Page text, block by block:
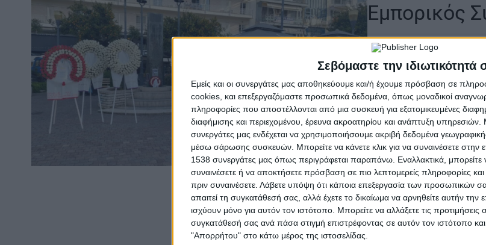
Σεβόμαστε την ιδιωτικότητά
Εμείς και οι συνεργάτες μας αποθηκεύουμε και/ή έχουμε πρόσβαση σε
cookies, και επεξεργαζόμαστε προσωπικά δεδομένα, όπως μοναδικοί
πληροφορίες που αποστέλλονται από μια συσκευή για εξατομικευμένες
διαφήμισης και περιεχομένου, έρευνα ακροατηρίου και ανάπτυξη υπηρεσιών.
συνεργάτες μας ενδέχεται να χρησιμοποιήσουμε ακριβή δεδομένα
μέσω σάρωσης συσκευών. Μπορείτε να κάνετε κλικ για να συναινέσετε στην
1538 συνεργάτες μας όπως περιγράφεται παραπάνω. Εναλλακτικά, μπορείτε
συναινέσετε ή να αποκτήσετε πρόσβαση σε πιο λεπτομερείς πληροφορίες και
πριν συναινέσετε. Λάβετε υπόψη ότι κάποια επεξεργασία των προσωπικών
απαιτεί τη συγκατάθεσή σας, αλλά έχετε το δικαίωμα να αρνηθείτε αυτήν την
ισχύουν μόνο για αυτόν τον ιστότοπο. Μπορείτε να αλλάξετε τις προτιμήσεις
συγκατάθεσή σας ανά πάσα στιγμή επιστρέφοντας σε αυτόν τον ιστότοπο
"Απορρήτου" στο κάτω μέρος της ιστοσελίδας.
Εμπορικός
on
14 Απριλίου 2023
Εμπορικός Σύλλογος
του Αγρινίου» «14
Διαβάστε περισσότερα